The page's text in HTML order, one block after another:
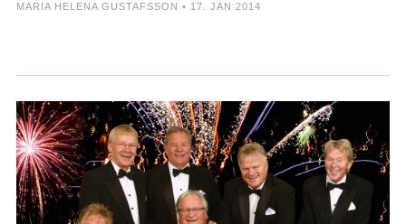
MARIA HELENA GUSTAFSSON • 17. JAN 2014